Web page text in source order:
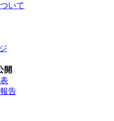
いて
開
告